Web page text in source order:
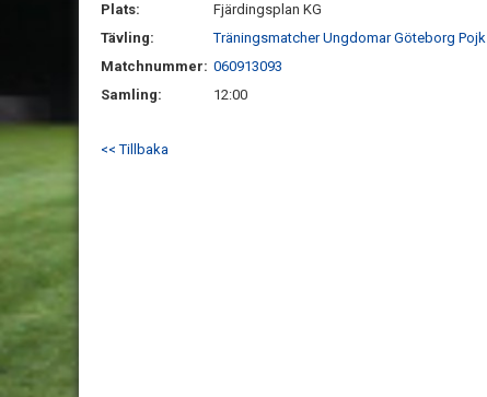
Plats:
Fjärdingsplan KG
Tävling:
Träningsmatcher Ungdomar Göteborg Pojk
Matchnummer: 060913093
Samling:
12:00
<< Tillbaka